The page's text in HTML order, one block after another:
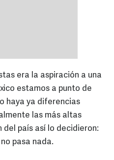
era la aspiración a una
estamos a punto de
haya ya diferencias
las más altas
país así lo decidieron:
pasa nada.